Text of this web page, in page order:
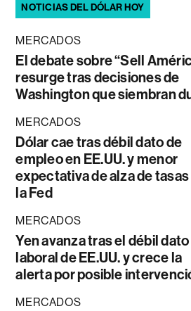
NOTICIAS DEL DÓLAR HOY
MERCADOS
El debate sobre “Sell
resurge tras decisiones de
Washington que siembran
MERCADOS
Dólar cae tras débil dato de
empleo en EE.UU. y menor
expectativa de alza de
la Fed
MERCADOS
Yen avanza tras el débil dato
laboral de EE.UU. y crece la
alerta por posible
MERCADOS